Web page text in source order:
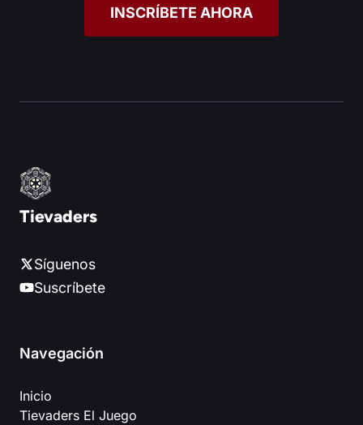
INSCRÍBETE AHORA
Tievaders
Síguenos
Suscríbete
Navegación
Inicio
Tievaders El Juego